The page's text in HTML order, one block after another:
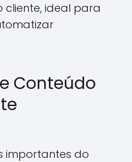
ideal para
Conteúdo
importantes do